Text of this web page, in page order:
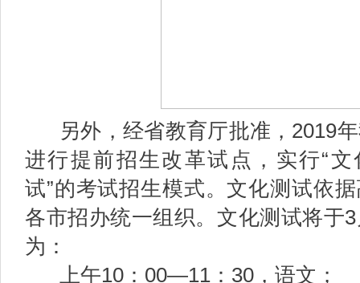
另外，经省教育厅批准，2019
进行提前招生改革试点，实行“
试”的考试招生模式。文化测试依
各市招办统一组织。文化测试将于
为：
上午10：00—11：30，语文；